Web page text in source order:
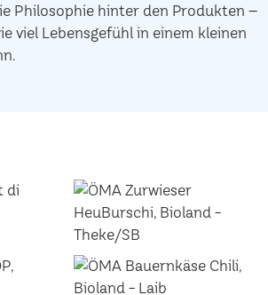
Philosophie hinter den Produkten –
viel Lebensgefühl in einem kleinen